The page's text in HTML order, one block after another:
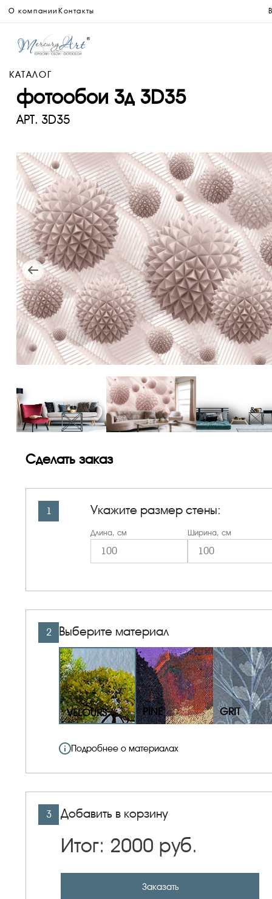
О компании Контакты
КАТАЛОГ
фотообои 3д 3D35
АРТ. 3D35
Сделать заказ
1 Укажите размер стены:
Длина, см Ширина, см
2 Выберите материал
VELOURS PINE GRIT
Подробнее о материалах
3 Добавить в корзину
Итог: 2000 руб.
Заказать